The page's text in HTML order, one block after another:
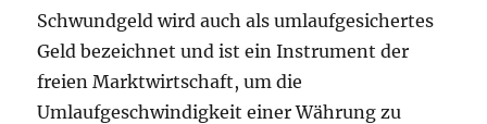
Schwundgeld wird auch als umlaufgesichertes
Geld bezeichnet und ist ein Instrument der
freien Marktwirtschaft, um die
Umlaufgeschwindigkeit einer Währung zu